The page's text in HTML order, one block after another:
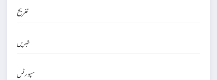
تفریح
خبریں
سپورٹس